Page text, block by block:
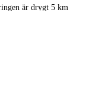
är drygt 5 km